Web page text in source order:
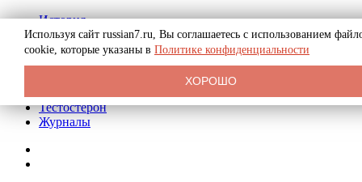
История
Биография
Криминал
Реклама на сайте
Тестостерон
Журналы
Используя сайт russian7.ru, Вы соглашаетесь с использованием
cookie, которые указаны в Политике конфиденциальности
ХОРОШО